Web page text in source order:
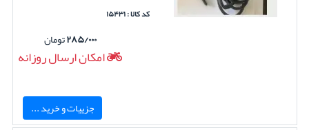
کد کالا : ۱۵۴۳۱
۲۸۵/۰۰۰تومان
امکان ارسال روزانه
جزییات و خرید ...